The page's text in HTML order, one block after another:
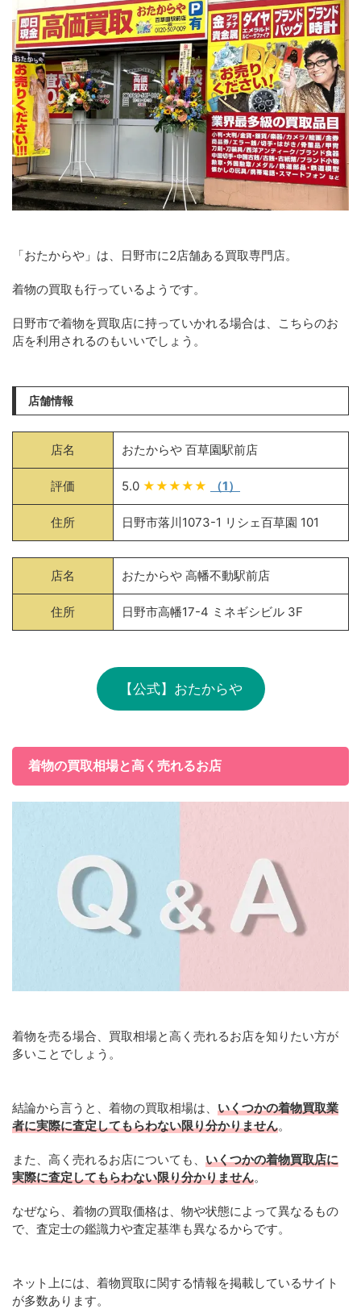
「おたからや」は、日野市に2店舗ある買取専門店。
着物の買取も行っているようです。
日野市で着物を買取店に持っていかれる場合は、こちらのお
店を利用されるのもいいでしょう。
店舗情報
店名 おたからや 百草園駅前店
評価 5.0 ★★★★★ （1）
住所 日野市落川1073-1 リシェ百草園 101
店名 おたからや 高幡不動駅前店
住所 日野市高幡17-4 ミネギシビル 3F
【公式】おたからや
着物の買取相場と高く売れるお店
着物を売る場合、買取相場と高く売れるお店を知りたい方が
多いことでしょう。
結論から言うと、着物の買取相場は、 いくつかの着物買取業
者に実際に査定してもらわない限り分かりません。
また、高く売れるお店についても、 いくつかの着物買取店に
実際に査定してもらわない限り分かりません。
なぜなら、着物の買取価格は、物や状態によって異なるもの
で、査定士の鑑識力や査定基準も異なるからです。
ネット上には、着物買取に関する情報を掲載しているサイト
が多数あります。